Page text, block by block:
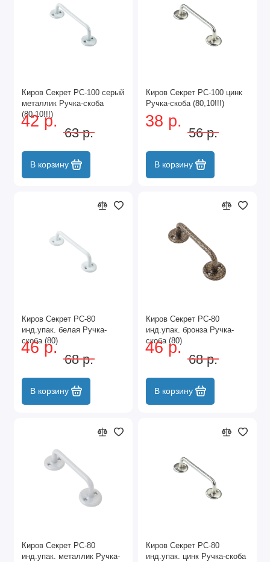
Киров Секрет РС-100 серый
металлик Ручка-скоба
(80,10!!!)
42 р.
63 р.
В корзину
Киров Секрет РС-100 цинк
Ручка-скоба (80,10!!!)
38 р.
56 р.
В корзину
Киров Секрет РС-80
инд.упак. белая Ручка-
скоба (80)
46 р.
68 р.
В корзину
Киров Секрет РС-80
инд.упак. бронза Ручка-
скоба (80)
46 р.
68 р.
В корзину
Киров Секрет РС-80
инд.упак. металлик Ручка-
Киров Секрет РС-80
инд.упак. цинк Ручка-скоба